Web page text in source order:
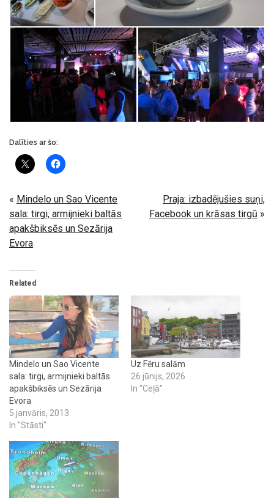
Dalīties ar šo:
« Mindelo un Sao Vicente
sala: tirgi, armijnieki baltās
apakšbiksēs un Sezārija
Evora
Praja: izbadējušies suņi,
Facebook un krāsas tirgū »
Related
Mindelo un Sao Vicente
sala: tirgi, armijnieki baltās
apakšbiksēs un Sezārija
Evora
5 janvāris, 2013
In "Stāsti"
Uz Fēru salām
26 jūnijs, 2026
In "Ceļā"